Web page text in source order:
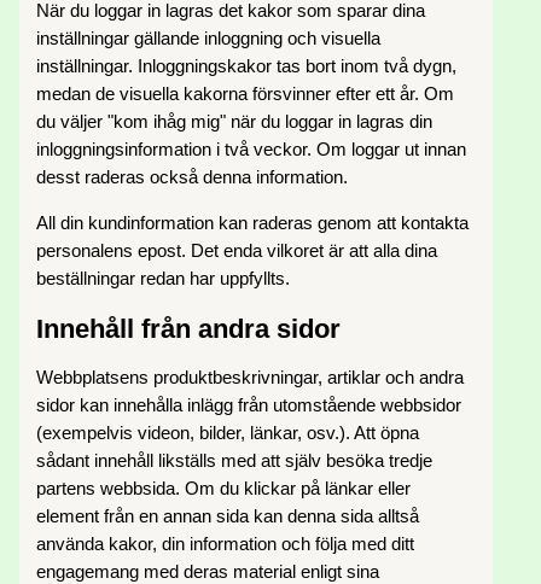
När du loggar in lagras det kakor som sparar dina
inställningar gällande inloggning och visuella
inställningar. Inloggningskakor tas bort inom två dygn,
medan de visuella kakorna försvinner efter ett år. Om
du väljer "kom ihåg mig" när du loggar in lagras din
inloggningsinformation i två veckor. Om loggar ut innan
desst raderas också denna information.
All din kundinformation kan raderas genom att kontakta
personalens epost. Det enda vilkoret är att alla dina
beställningar redan har uppfyllts.
Innehåll från andra sidor
Webbplatsens produktbeskrivningar, artiklar och andra
sidor kan innehålla inlägg från utomstående webbsidor
(exempelvis videon, bilder, länkar, osv.). Att öpna
sådant innehåll likställs med att själv besöka tredje
partens webbsida. Om du klickar på länkar eller
element från en annan sida kan denna sida alltså
använda kakor, din information och följa med ditt
engagemang med deras material enligt sina